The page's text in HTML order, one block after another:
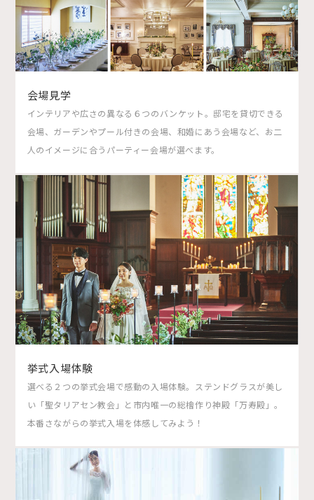
会場見学
インテリアや広さの異なる６つのバンケット。邸宅を貸切できる
会場、ガーデンやプール付きの会場、和婚にあう会場など、お二
人のイメージに合うパーティー会場が選べます。
挙式入場体験
選べる２つの挙式会場で感動の入場体験。ステンドグラスが美し
い「聖タリアセン教会」と市内唯一の総檜作り神殿「万寿殿」。
本番さながらの挙式入場を体感してみよう！